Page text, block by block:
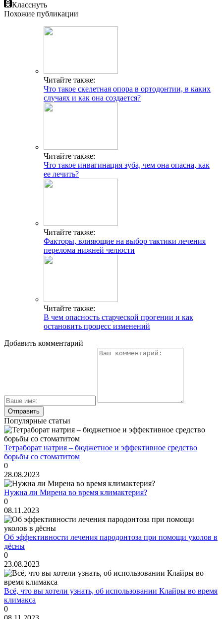
Класснуть
Похожие публикации
Читайте также:
Что такое скелетная опора в ортодонтии, в каких
случаях и как она создается?
Читайте также:
Что такое инвагинация зуба, чем она опасна, как
ее лечить?
Читайте также:
Факторы, влияющие на выбор тактики лечения
перелома нижней челюсти
Читайте также:
В чем опасность старческой прогении и как
остановить процесс изменений
Добавить комментарий
Популярные статьи
Тетраборат натрия – бюджетное и эффективное средство
борьбы со стоматитом
0
28.08.2023
Нужна ли Мирена во время климактерия?
0
08.11.2023
Об эффективности лечения пародонтоза при помощи уколов в
дёсны
0
23.08.2023
Всё, что вы хотели узнать, об использовании Клайры во время
климакса
0